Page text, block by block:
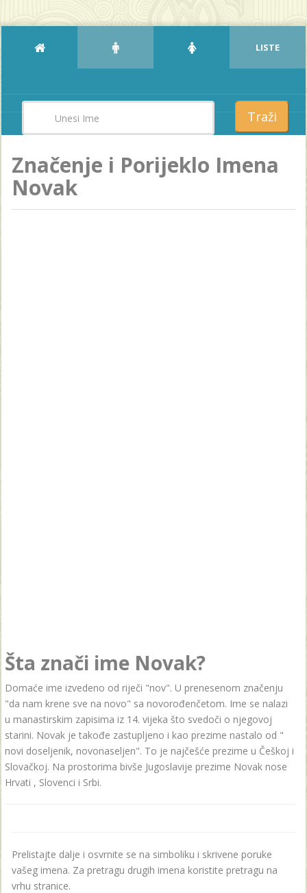
LISTE
Traži
Značenje i Porijeklo Imena
Novak
Šta znači ime Novak?
Domaće ime izvedeno od riječi "nov". U prenesenom značenju
"da nam krene sve na novo" sa novorođenčetom. Ime se nalazi
u manastirskim zapisima iz 14. vijeka što svedoči o njegovoj
starini. Novak je takođe zastupljeno i kao prezime nastalo od "
novi doseljenik, novonaseljen". To je najčešće prezime u Češkoj i
Slovačkoj. Na prostorima bivše Jugoslavije prezime Novak nose
Hrvati , Slovenci i Srbi.
Prelistajte dalje i osvrnite se na simboliku i skrivene poruke
vašeg imena. Za pretragu drugih imena koristite pretragu na
vrhu stranice.